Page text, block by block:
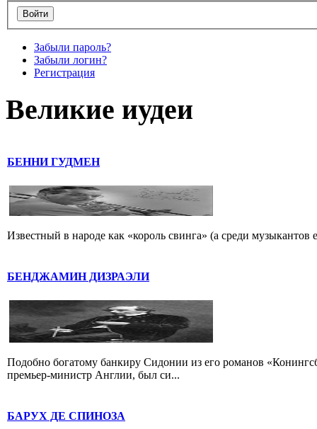
Забыли пароль?
Забыли логин?
Регистрация
Великие иудеи
БЕННИ ГУДМЕН
Известный в народе как «король свинга» (а среди
БЕНДЖАМИН ДИЗРАЭЛИ
Подобно богатому банкиру Сидонии из его романов
премьер-министр Англии, был си...
БАРУХ ДЕ СПИНОЗА